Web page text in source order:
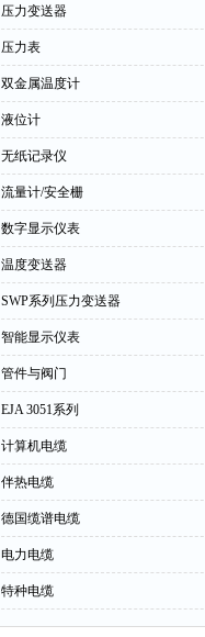
压力变送器
压力表
双金属温度计
液位计
无纸记录仪
流量计/安全栅
数字显示仪表
温度变送器
SWP系列压力变送器
智能显示仪表
管件与阀门
EJA 3051系列
计算机电缆
伴热电缆
德国缆谱电缆
电力电缆
特种电缆